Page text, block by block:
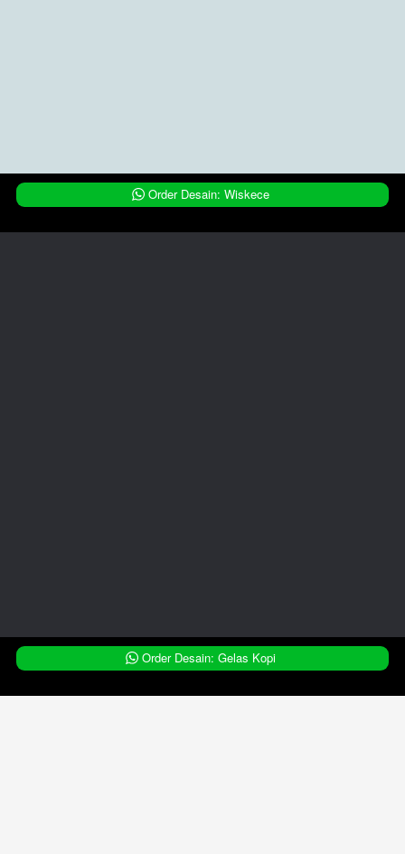
` Order Desain: Wiskece
` Order Desain: Gelas Kopi